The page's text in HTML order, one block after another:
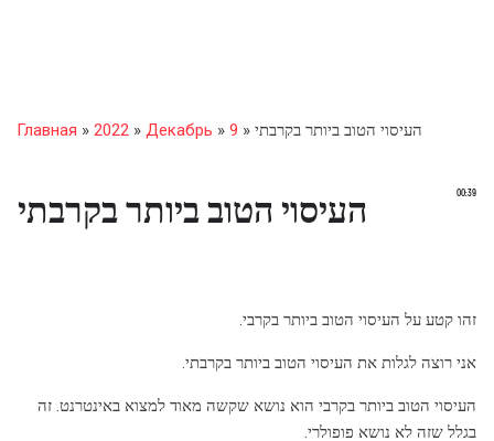
Главная » 2022 » Декабрь » 9 » העיסוי הטוב ביותר בקרבתי
00:39 העיסוי הטוב ביותר בקרבתי
זהו קטע על העיסוי הטוב ביותר בקרבי.
אני רוצה לגלות את העיסוי הטוב ביותר בקרבתי.
העיסוי הטוב ביותר בקרבי הוא נושא שקשה מאוד למצוא באינטרנט. זה
בגלל שזה לא נושא פופולרי.